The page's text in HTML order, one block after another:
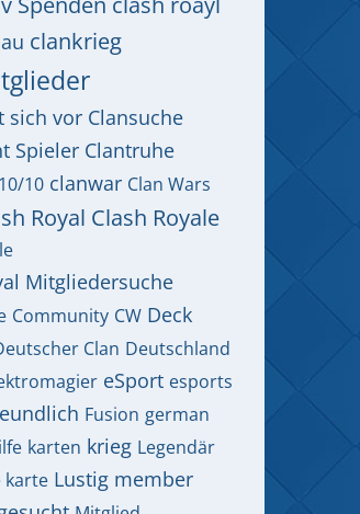
clankrieg
sich vor Clansuche
Spieler Clantruhe
10 clanwar Clan Wars
Royal Clash Royale
Mitgliedersuche
Community CW Deck
Clan Deutschland
eSport esports
Fusion german
karten krieg Legendär
karte Lustig member